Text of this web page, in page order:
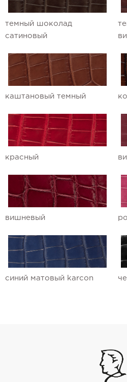
темный шоколад
сатиновый
каштановый темный
красный
вишневый
синий матовый karcon